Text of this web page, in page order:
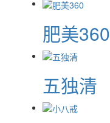
肥美360
五独清